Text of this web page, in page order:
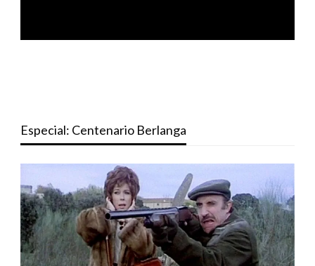
Especial: Centenario Berlanga